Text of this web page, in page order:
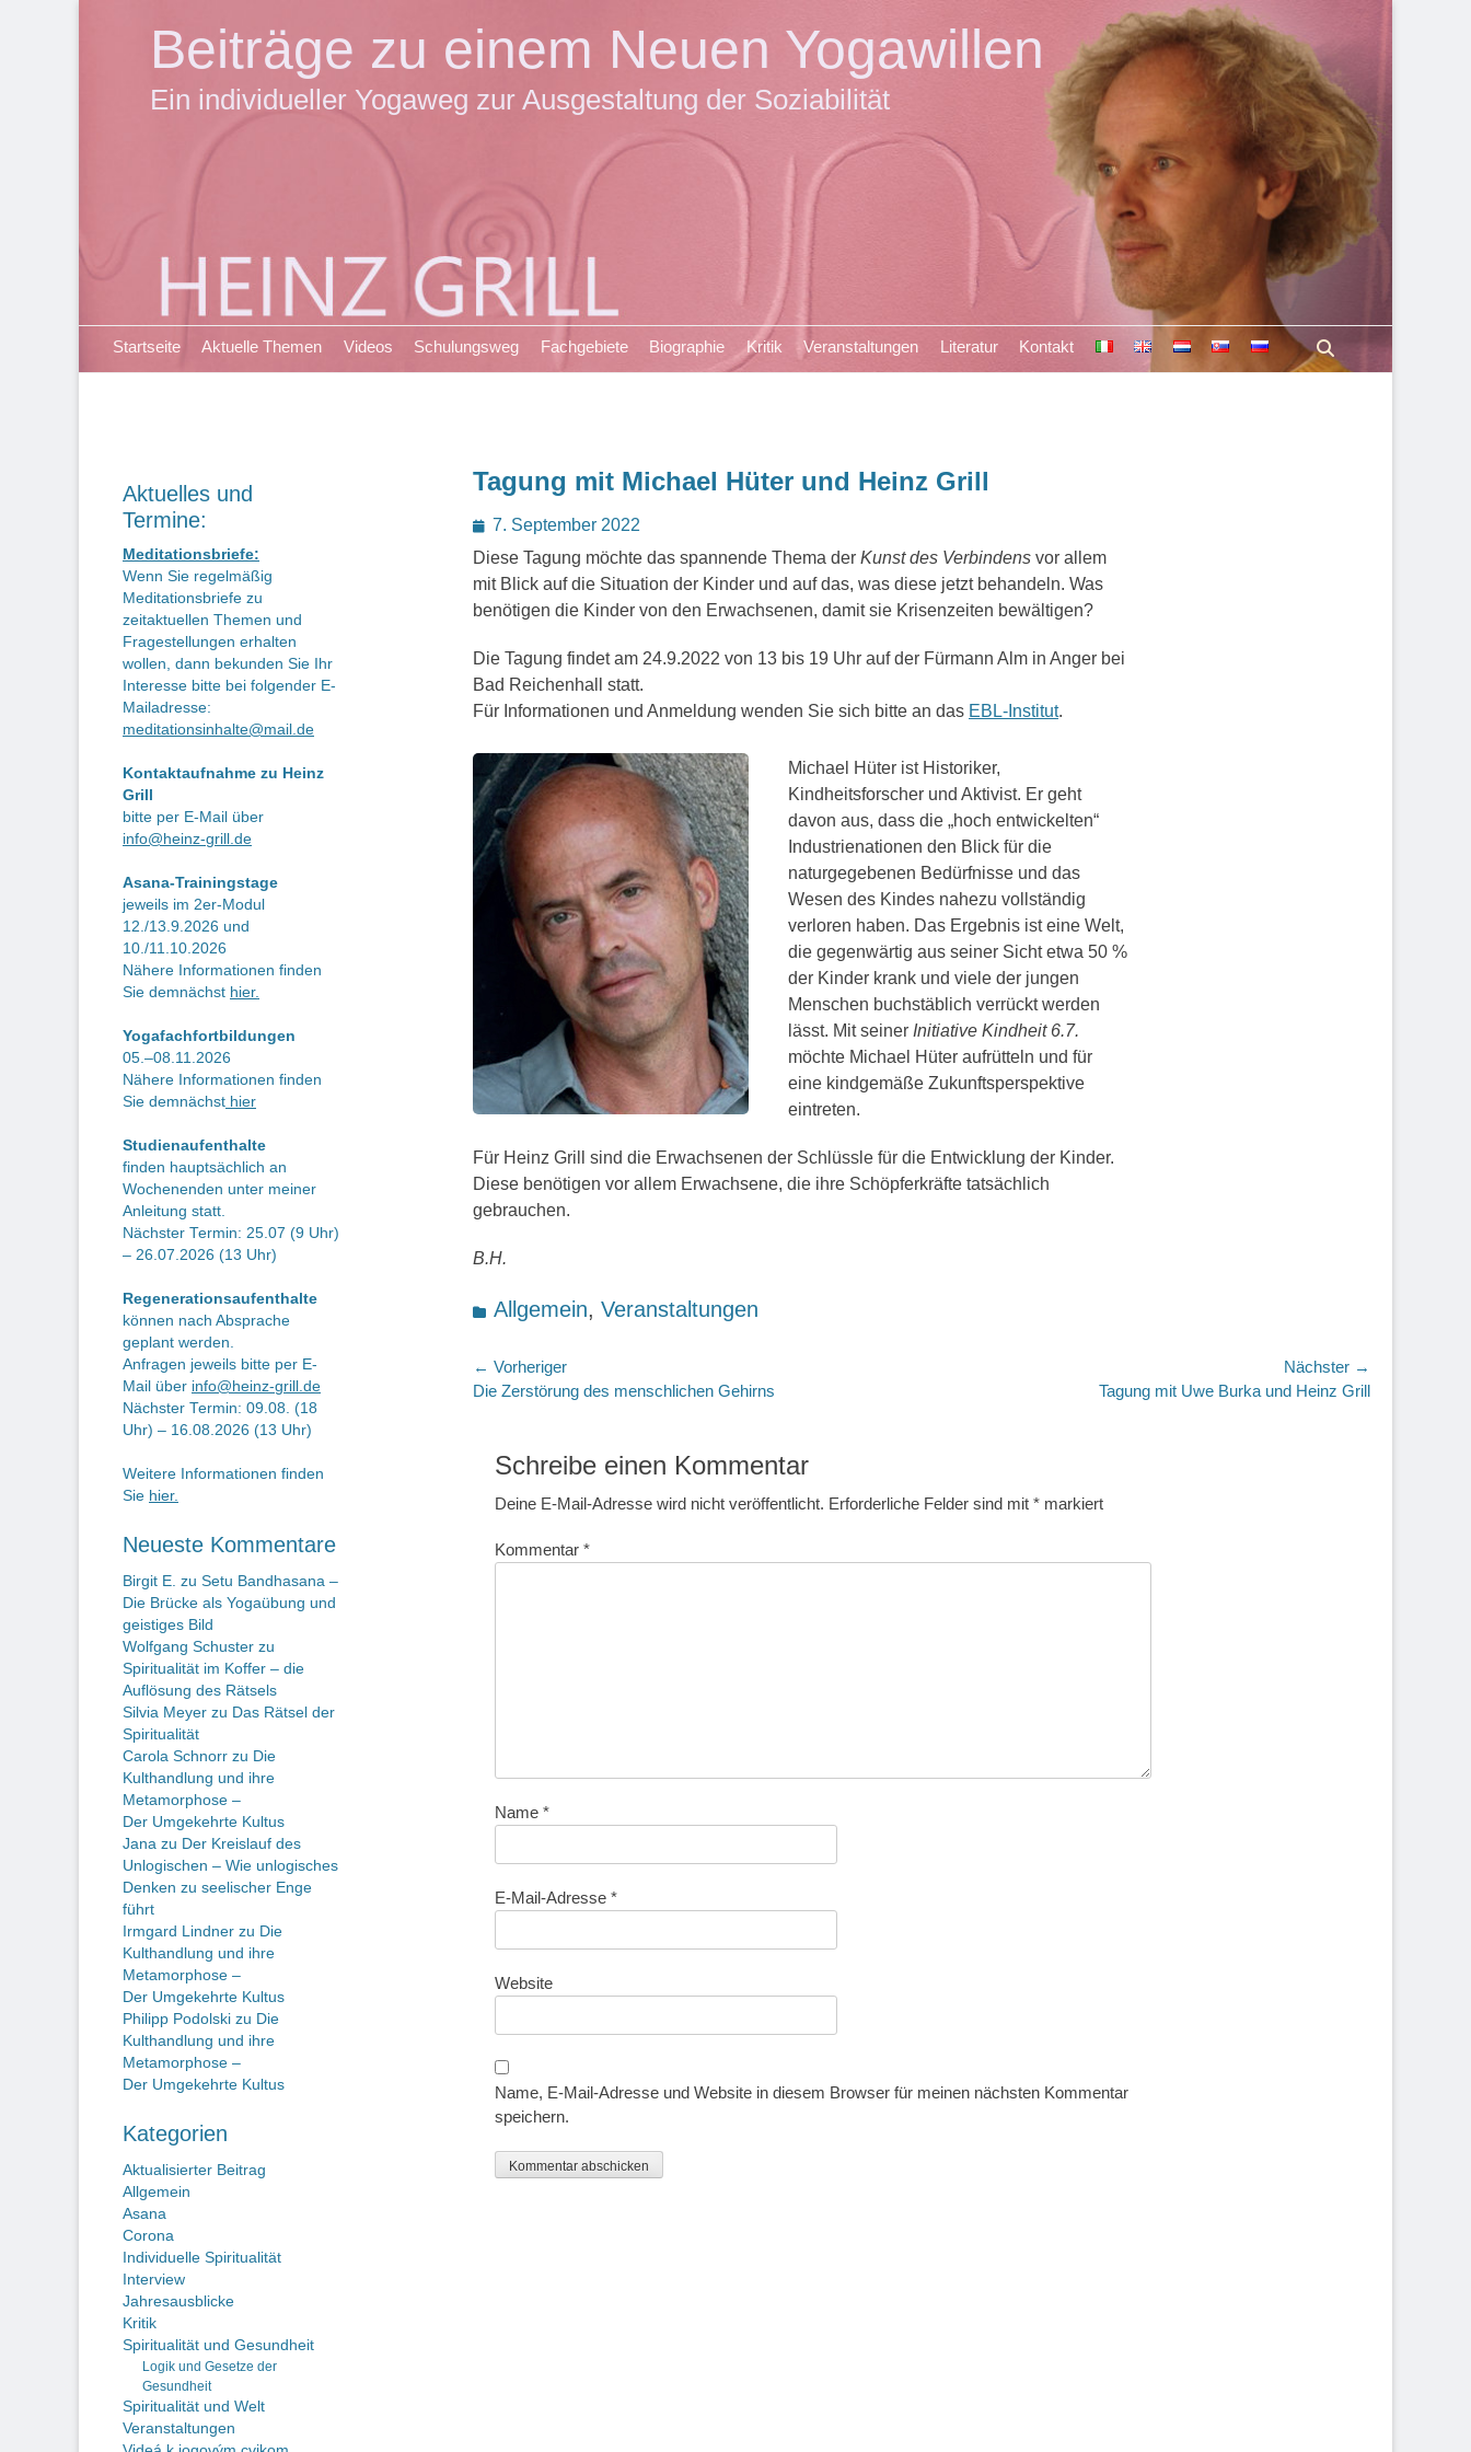
Beiträge zu einem Neuen Yogawillen
Ein individueller Yogaweg zur Ausgestaltung der Soziabilität
Primäres Menü
ZumStartseite Aktuelle Themen Videos Schulungsweg Fachgebiete Biographie Kritik Veranstaltungen Literatur Kontakt
Tagung mit Michael Hüter und Heinz Grill
Posted
on
7. September 2022
Diese Tagung möchte das spannende Thema der Kunst des Verbindens vor allem
mit Blick auf die Situation der Kinder und auf das, was diese jetzt behandeln. Was
benötigen die Kinder von den Erwachsenen, damit sie Krisenzeiten bewältigen?
Die Tagung findet am 24.9.2022 von 13 bis 19 Uhr auf der Fürmann Alm in Anger bei
Bad Reichenhall statt.
Für Informationen und Anmeldung wenden Sie sich bitte an das EBL-Institut.
Michael Hüter ist Historiker,
Kindheitsforscher und Aktivist. Er geht
davon aus, dass die „hoch entwickelten“
Industrienationen den Blick für die
naturgegebenen Bedürfnisse und das
Wesen des Kindes nahezu vollständig
verloren haben. Das Ergebnis ist eine Welt,
die gegenwärtig aus seiner Sicht etwa 50 %
der Kinder krank und viele der jungen
Menschen buchstäblich verrückt werden
lässt. Mit seiner Initiative Kindheit 6.7.
möchte Michael Hüter aufrütteln und für
eine kindgemäße Zukunftsperspektive
eintreten.
Für Heinz Grill sind die Erwachsenen der Schlüssle für die Entwicklung der Kinder.
Diese benötigen vor allem Erwachsene, die ihre Schöpferkräfte tatsächlich
gebrauchen.
B.H.
Kategorien
Allgemein, Veranstaltungen
Beitragsnavigation
← Vorheriger
Vorheriger
Die Zerstörung des menschlichen Gehirns
Nächster →
Tagung mit Uwe Burka und Heinz Grill
Schreibe einen Kommentar
Deine E-Mail-Adresse wird nicht veröffentlicht. Erforderliche Felder sind mit * markiert
Kommentar *
Name *
E-Mail-Adresse *
Website
Name, E-Mail-Adresse und Website in diesem Browser für meinen nächsten Kommentar
speichern.
Aktuelles und
Termine:
Meditationsbriefe:
Wenn Sie regelmäßig
Meditationsbriefe zu
zeitaktuellen Themen und
Fragestellungen erhalten
wollen, dann bekunden Sie Ihr
Interesse bitte bei folgender E-
Mailadresse:
meditationsinhalte@mail.de
Kontaktaufnahme zu Heinz
Grill
bitte per E-Mail über
info@heinz-grill.de
Asana-Trainingstage
jeweils im 2er-Modul
12./13.9.2026 und
10./11.10.2026
Nähere Informationen finden
Sie demnächst hier.
Yogafachfortbildungen
05.–08.11.2026
Nähere Informationen finden
Sie demnächst hier
Studienaufenthalte
finden hauptsächlich an
Wochenenden unter meiner
Anleitung statt.
Nächster Termin: 25.07 (9 Uhr)
– 26.07.2026 (13 Uhr)
Regenerationsaufenthalte
können nach Absprache
geplant werden.
Anfragen jeweils bitte per E-
Mail über info@heinz-grill.de
Nächster Termin: 09.08. (18
Uhr) – 16.08.2026 (13 Uhr)
Weitere Informationen finden
Sie hier.
Neueste Kommentare
Birgit E. zu Setu Bandhasana –
Die Brücke als Yogaübung und
geistiges Bild
Wolfgang Schuster zu
Spiritualität im Koffer – die
Auflösung des Rätsels
Silvia Meyer zu Das Rätsel der
Spiritualität
Carola Schnorr zu Die
Kulthandlung und ihre
Metamorphose –
Der Umgekehrte Kultus
Jana zu Der Kreislauf des
Unlogischen – Wie unlogisches
Denken zu seelischer Enge
führt
Irmgard Lindner zu Die
Kulthandlung und ihre
Metamorphose –
Der Umgekehrte Kultus
Philipp Podolski zu Die
Kulthandlung und ihre
Metamorphose –
Der Umgekehrte Kultus
Kategorien
Aktualisierter Beitrag
Allgemein
Asana
Corona
Individuelle Spiritualität
Interview
Jahresausblicke
Kritik
Spiritualität und Gesundheit
Logik und Gesetze der
Gesundheit
Spiritualität und Welt
Veranstaltungen